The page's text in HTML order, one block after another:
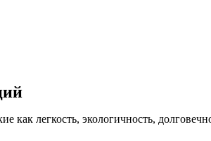
легкость, экологичность,